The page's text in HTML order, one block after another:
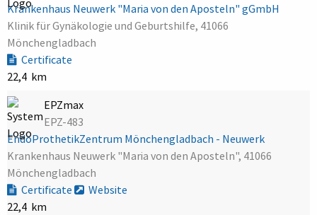
Krankenhaus Neuwerk "Maria von den Aposteln" gGmbH
Klinik für Gynäkologie und Geburtshilfe, 41066
Mönchengladbach
Certificate
22,4 km
EPZmax
EPZ-483
EndoProthetikZentrum Mönchengladbach - Neuwerk
Krankenhaus Neuwerk "Maria von den Aposteln", 41066
Mönchengladbach
Certificate
Website
22,4 km